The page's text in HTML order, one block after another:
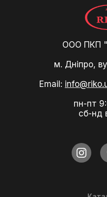
ООО ПКП
м. Дніпро,
Email:
пн-пт
сб-нд